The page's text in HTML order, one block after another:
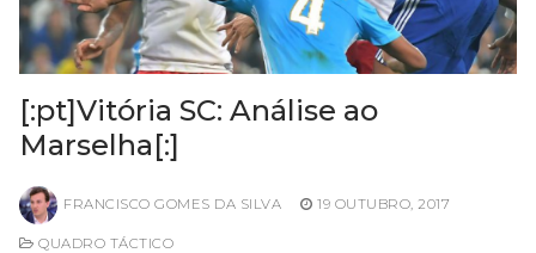
[:pt]Vitória SC: Análise ao
Marselha[:]
FRANCISCO GOMES DA SILVA 19 OUTUBRO, 2017
QUADRO TÁCTICO